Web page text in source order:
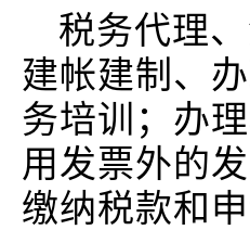
税务代理
建帐建制、
务培训；办
用发票外的
缴纳税款和